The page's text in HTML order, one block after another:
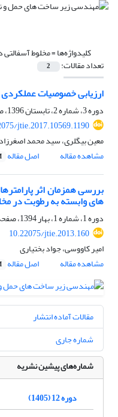
کلیدواژه‌ها =مخلوط آسفالتی
تعداد مقالات: 2
ارزیابی خصوصیات
دوره 3، شماره 2، تابستان 1396، صفحه
jtie.2017.10569.1190
معین بیگلری، سید محمد
مشاهده مقاله
اصل مقاله
بررسی همزمان اثر
های وابسته به رطوبت در
دوره 1، شماره 1، بهار 1394، صفحه
10.22075/jtie.2013.160
امیر کاووسی، جواد بختیاری
مشاهده مقاله
اصل مقاله
مقالات آماده انتشار
شماره جاری
شماره‌های پیشین نشریه
دوره 12 (1405)